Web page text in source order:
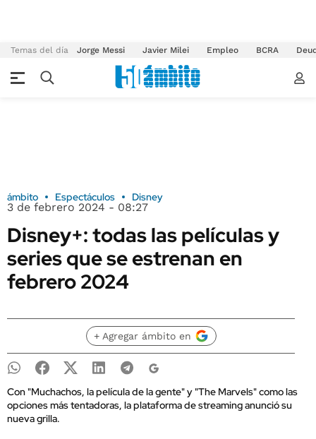
Temas del día Jorge Messi Javier Milei Empleo BCRA
ámbito Espectáculos Disney
3 de febrero 2024 - 08:27
Disney+: todas las películas y
series que se estrenan en
febrero 2024
+ Agregar ámbito en
Con "Muchachos, la película de la gente" y "The Marvels" como las
opciones más tentadoras, la plataforma de streaming anunció su
nueva grilla.